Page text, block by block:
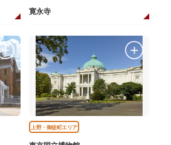
寛永寺
上野・御徒町エリア